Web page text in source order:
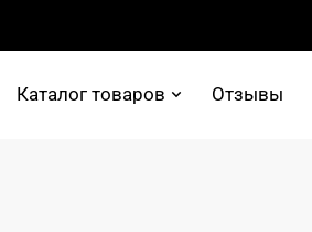
Каталог товаров Отзывы